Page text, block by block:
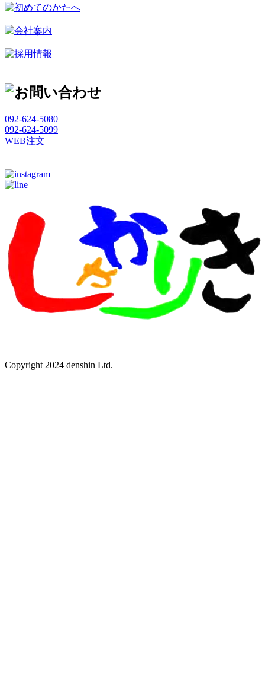
092-624-5080
092-624-5099
WEB注文
Copyright 2024 denshin Ltd.